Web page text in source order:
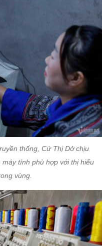
thống, Cứ Thị Dở chịu
tính phù hợp với thị hiếu
vùng.